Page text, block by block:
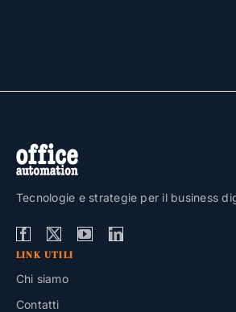
Tecnologie e strategie per il business
LINK UTILI
Chi siamo
Contatti